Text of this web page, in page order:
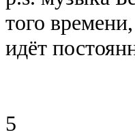
того
идёт
5